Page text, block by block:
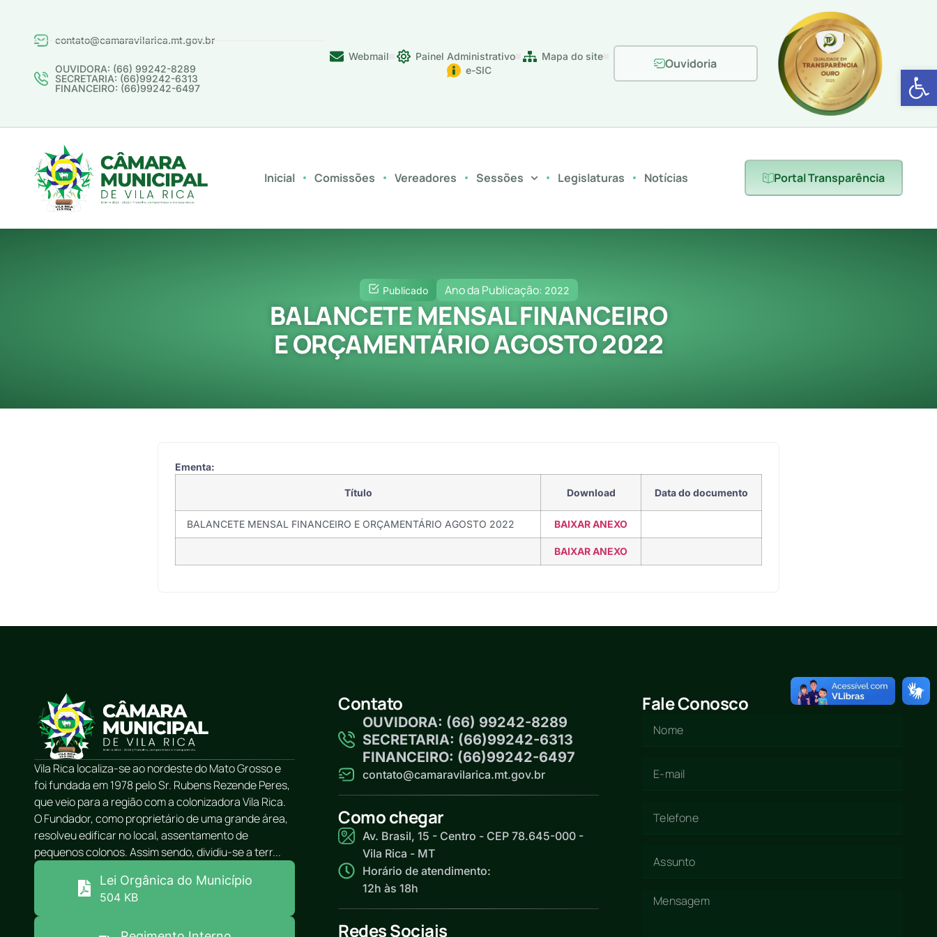
Abrir
contato@camaravilarica.mt.gov.br
OUVIDORA: (66) 99242-8289
SECRETARIA: (66)99242-6313
FINANCEIRO: (66)99242-6497
Webmail Painel Administrativo
Mapa do site
e-SIC
Ouvidoria
Inicial Comissões Vereadores Sessões Legislaturas Notícias Portal Transparência
Publicado Ano da Publicação: 2022
BALANCETE MENSAL FINANCEIRO
E ORÇAMENTÁRIO AGOSTO 2022
Ementa:
Título Download Data do documento
BALANCETE MENSAL FINANCEIRO E ORÇAMENTÁRIO AGOSTO 2022 BAIXAR ANEXO
BAIXAR ANEXO
Vila Rica localiza-se ao nordeste do Mato Grosso e
foi fundada em 1978 pelo Sr. Rubens Rezende Peres,
que veio para a região com a colonizadora Vila Rica.
O Fundador, como proprietário de uma grande área,
resolveu edificar no local, assentamento de
pequenos colonos. Assim sendo, dividiu-se a terr...
Lei Orgânica do Município
504 KB
Contato
OUVIDORA: (66) 99242-8289
SECRETARIA: (66)99242-6313
FINANCEIRO: (66)99242-6497
contato@camaravilarica.mt.gov.br
Como chegar
Av. Brasil, 15 - Centro - CEP 78.645-000 -
Vila Rica - MT
Horário de atendimento:
12h às 18h
Redes Sociais
Fale Conosco